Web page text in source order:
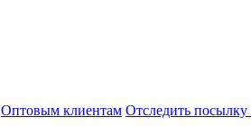
Оптовым клиентам Отследить посылку